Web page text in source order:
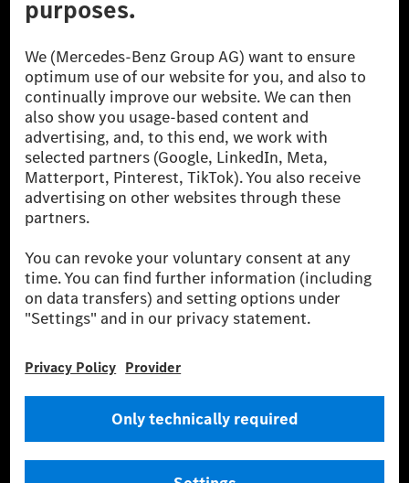
A Mercedes-Benz Group AG (korábbi Daimler AG) a
Mercedes-Benz AG-val együtt a prémium és
luxusautók, valamint kishaszonjárművek vezető
globális szállítói vagyunk. A Mercedes-Benz Mobility
AG finanszírozást, lízinget, autó előfizetést és
autókölcsönzést, flottakezelést, digitális
szolgáltatásokat a töltéshez és fizetéshez,
biztosításközvetítést, valamint innovatív mobilitási
szolgáltatásokat kínál.
Helyszínek
Jogi nyilatkozat